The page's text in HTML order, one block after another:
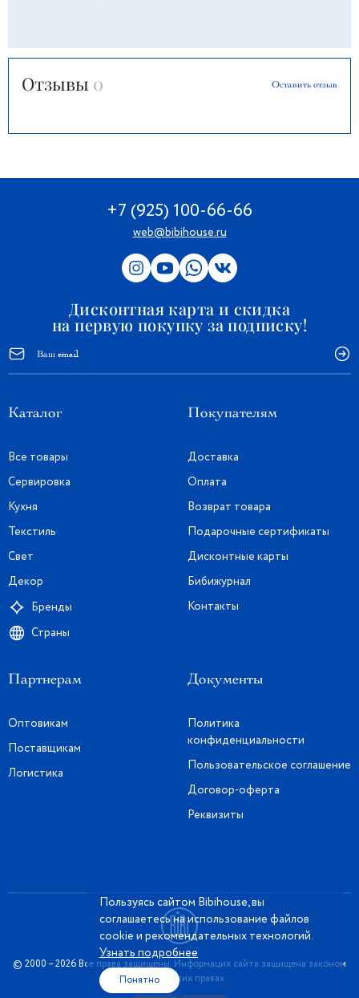
Отзывы 0 Оставить отзыв
+7 (925) 100-66-66
web@bibihouse.ru
Дисконтная карта и скидка
на первую покупку за подписку!
Каталог
Все товары
Сервировка
Кухня
Текстиль
Свет
Декор
Бренды
Страны
Покупателям
Доставка
Оплата
Возврат товара
Подарочные сертификаты
Дисконтные карты
Бибижурнал
Контакты
Партнерам
Оптовикам
Поставщикам
Логистика
Документы
Политика
конфиденциальности
Пользовательское соглашение
Договор-оферта
Реквизиты
© 2000 – 2026 Все права защищены. Информация сайта защищена законом
об авторских правах.
Пользуясь сайтом Bibihouse, вы
соглашаетесь на использование файлов
cookie и рекомендательных технологий.
Узнать подробнее
Понятно